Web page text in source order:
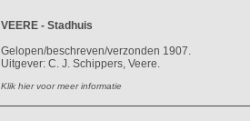
VEERE - Stadhuis
Gelopen/beschreven/verzonden 1907.
Uitgever: C. J. Schippers, Veere.
Klik hier voor meer informatie